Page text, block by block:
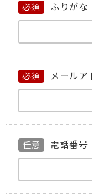
必須 ふりがな
必須 メールア
任意 電話番号